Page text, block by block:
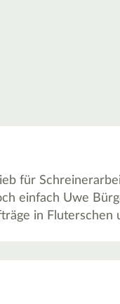
für
einfach Uwe
in Fluterschen